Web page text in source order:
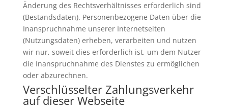
Änderung des Rechtsverhältnisses erforderlich sind
(Bestandsdaten). Personenbezogene Daten über die
Inanspruchnahme unserer Internetseiten
(Nutzungsdaten) erheben, verarbeiten und nutzen
wir nur, soweit dies erforderlich ist, um dem Nutzer
die Inanspruchnahme des Dienstes zu ermöglichen
oder abzurechnen.
Verschlüsselter Zahlungsverkehr
auf dieser Webseite